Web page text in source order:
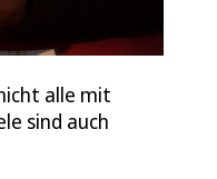
alle mit
sind auch